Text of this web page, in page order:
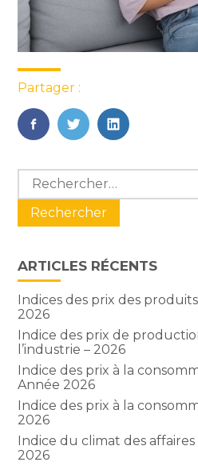
Partager :
FaceBook
TwitterLinkedIn
Blog
sidebar
Rechercher :
ARTICLES RÉCENTS
Indices des prix des
2026
Indice des prix de
l’industrie – 2026
Indice des prix à la
Année 2026
Indice des prix à la
2026
Indice du climat des
2026